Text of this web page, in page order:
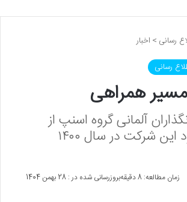
رسانی > اخبار
رسانی
همراهی
آلمانی گروه اسنپ از
گزارش عملکرد این شرکت در سال ۱۴۰۰
بروزرسانی شده در : 28 بهمن 1404 زمان مطالعه: 8 دقیقه